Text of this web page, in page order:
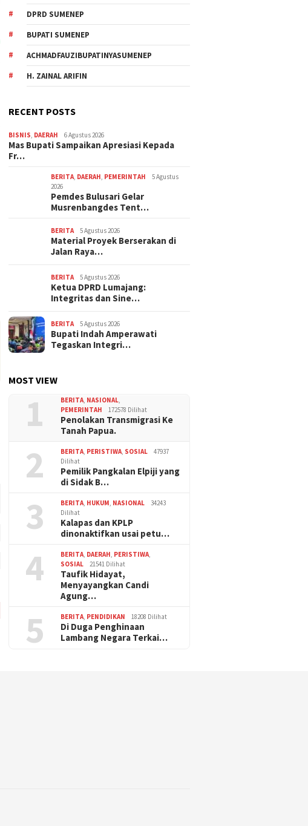
DPRD SUMENEP
BUPATI SUMENEP
ACHMADFAUZIBUPATINYASUMENEP
H. ZAINAL ARIFIN
RECENT POSTS
BISNIS, DAERAH 6 Agustus 2026
Mas Bupati Sampaikan Apresiasi Kepada
Fr…
BERITA, DAERAH, PEMERINTAH
5 Agustus
2026
Pemdes Bulusari Gelar
Musrenbangdes Tent…
BERITA 5 Agustus 2026
Material Proyek Berserakan di
Jalan Raya…
BERITA 5 Agustus 2026
Ketua DPRD Lumajang:
Integritas dan Sine…
BERITA 5 Agustus 2026
Bupati Indah Amperawati
Tegaskan Integri…
MOST VIEW
1 BERITA, NASIONAL,
PEMERINTAH
172578 Dilihat
Penolakan Transmigrasi Ke
Tanah Papua.
2 BERITA, PERISTIWA, SOSIAL
47937
Dilihat
Pemilik Pangkalan Elpiji yang
di Sidak B…
3 BERITA, HUKUM, NASIONAL
34243
Dilihat
Kalapas dan KPLP
dinonaktifkan usai petu…
4 BERITA, DAERAH, PERISTIWA,
SOSIAL
21541 Dilihat
Taufik Hidayat,
Menyayangkan Candi
Agung…
5 BERITA, PENDIDIKAN 18208 Dilihat
Di Duga Penghinaan
Lambang Negara Terkai…